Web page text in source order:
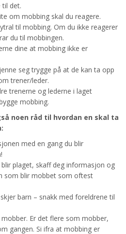
til det.
om mobbing skal du reagere.
til mobbing. Om du ikke reagerer
du til mobbingen.
dine at mobbing ikke er
seg trygge på at de kan ta opp
trener/leder.
trenerne og lederne i laget
mobbing.
noen råd til hvordan en skal ta
med en gang du blir
plaget, skaff deg informasjon og
som blir mobbet som oftest
barn – snakk med foreldrene til
Er det flere som mobber,
gangen. Si ifra at mobbing er